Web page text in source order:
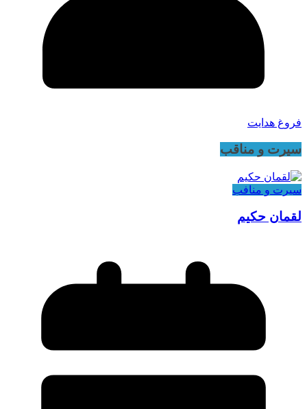
فروغ هدایت
سیرت و مناقب
سیرت و منافب
لقمان حکیم